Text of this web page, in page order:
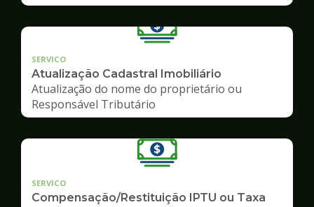
SERVICO
Atualização Cadastral Imobiliário
Atualização do nome do proprietário ou
Responsável Tributário
SERVICO
Compensação/Restituição IPTU ou Taxa